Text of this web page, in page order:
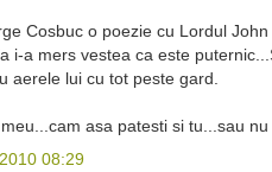
Cosbuc o poezie cu Lordul
i-a mers vestea ca este
aerele lui cu tot peste gard.
asa patesti si tu...sau
08:29